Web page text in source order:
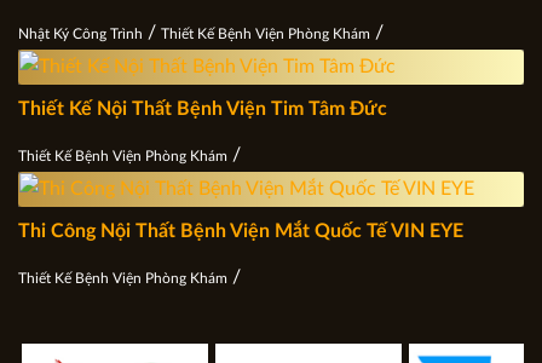
Nhật Ký Công Trình / Thiết Kế Bệnh Viện Phòng Khám /
Thiết Kế Nội Thất Bệnh Viện Tim Tâm Đức
Thiết Kế Bệnh Viện Phòng Khám /
Thi Công Nội Thất Bệnh Viện Mắt Quốc Tế VIN EYE
Thiết Kế Bệnh Viện Phòng Khám /